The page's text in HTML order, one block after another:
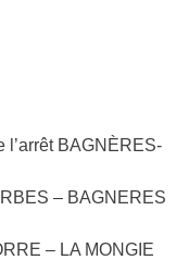
l’arrêt BAGNÈRES-
– BAGNERES
– LA MONGIE